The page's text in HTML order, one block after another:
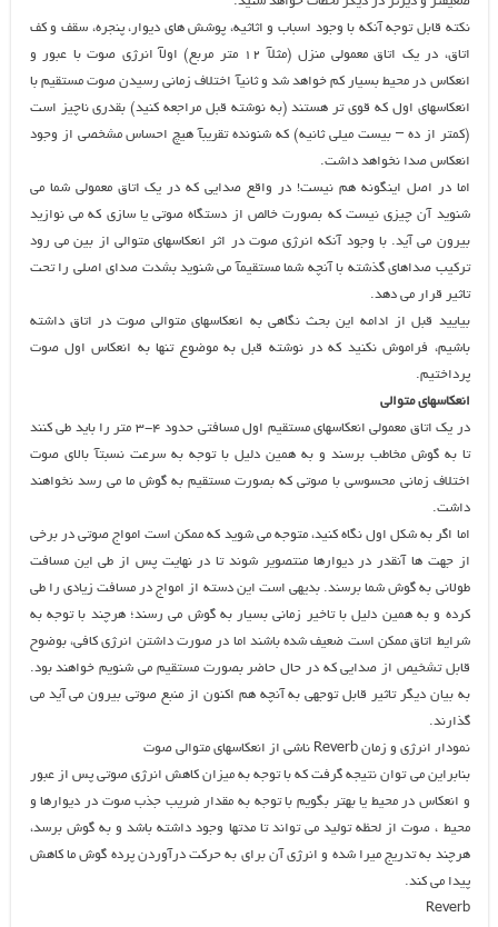
نکته قابل توجه آنکه با وجود اسباب و اثاثیه، پوشش های دیوار، پنجره، سقف و کف
اتاق، در یک اتاق معمولی منزل (مثلآ ۱۲ متر مربع) اولآ انرژی صوت با عبور و
انعکاس در محیط بسیار کم خواهد شد و ثانیآ اختلاف زمانی رسیدن صوت مستقیم با
انعکاسهای اول که قوی تر هستند (به نوشته قبل مراجعه کنید) بقدری ناچیز است
(کمتر از ده – بیست میلی ثانیه) که شنونده تقریبآ هیچ احساس مشخصی از وجود
انعکاس صدا نخواهد داشت.
اما در اصل اینگونه هم نیست! در واقع صدایی که در یک اتاق معمولی شما می
شنوید آن چیزی نیست که بصورت خالص از دستگاه صوتی یا سازی که می نوازید
بیرون می آید. با وجود آنکه انرژی صوت در اثر انعکاسهای متوالی از بین می رود
ترکیب صداهای گذشته با آنچه شما مستقیمآ می شنوید بشدت صدای اصلی را تحت
تاثیر قرار می دهد.
بیایید قبل از ادامه این بحث نگاهی به انعکاسهای متوالی صوت در اتاق داشته
باشیم، فراموش نکنید که در نوشته قبل به موضوع تنها به انعکاس اول صوت
پرداختیم.
انعکاسهای متوالی
در یک اتاق معمولی انعکاسهای مستقیم اول مسافتی حدود ۴-۳ متر را باید طی کنند
تا به گوش مخاطب برسند و به همین دلیل با توجه به سرعت نسبتآ بالای صوت
اختلاف زمانی محسوسی با صوتی که بصورت مستقیم به گوش ما می رسد نخواهند
داشت.
اما اگر به شکل اول نگاه کنید، متوجه می شوید که ممکن است امواج صوتی در برخی
از جهت ها آنقدر در دیوارها منتصویر شوند تا در نهایت پس از طی این مسافت
طولانی به گوش شما برسند. بدیهی است این دسته از امواج در مسافت زیادی را طی
کرده و به همین دلیل با تاخیر زمانی بسیار به گوش می رسند؛ هرچند با توجه به
شرایط اتاق ممکن است ضعیف شده باشند اما در صورت داشتن انرژی کافی، بوضوح
قابل تشخیص از صدایی که در حال حاضر بصورت مستقیم می شنویم خواهند بود.
به بیان دیگر تاثیر قابل توجهی به آنچه هم اکنون از منبع صوتی بیرون می آید می
گذارند.
نمودار انرژی و زمان Reverb ناشی از انعکاسهای متوالی صوت
بنابراین می توان نتیجه گرفت که با توجه به میزان کاهش انرژی صوتی پس از عبور
و انعکاس در محیط یا بهتر بگویم با توجه به مقدار ضریب جذب صوت در دیوارها و
محیط ، صوت از لحظه تولید می تواند تا مدتها وجود داشته باشد و به گوش برسد،
هرچند به تدریج میرا شده و انرژی آن برای به حرکت درآوردن پرده گوش ما کاهش
پیدا می کند.
Reverb